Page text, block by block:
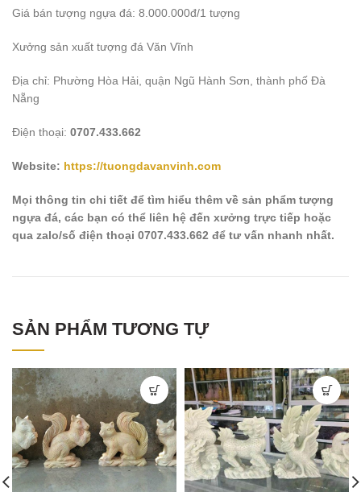
Giá bán tượng ngựa đá: 8.000.000đ/1 tượng
Xưởng sản xuất tượng đá Văn Vĩnh
Địa chỉ: Phường Hòa Hải, quận Ngũ Hành Sơn, thành phố Đà
Nẵng
Điện thoại: 0707.433.662
Website: https://tuongdavanvinh.com
Mọi thông tin chi tiết để tìm hiểu thêm về sản phẩm tượng
ngựa đá, các bạn có thể liên hệ đến xưởng trực tiếp hoặc
qua zalo/số điện thoại 0707.433.662 để tư vấn nhanh nhất.
SẢN PHẨM TƯƠNG TỰ